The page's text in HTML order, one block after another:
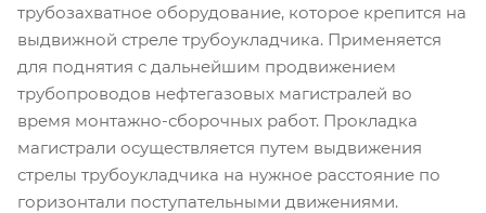
трубозахватное оборудование, которое крепится на
выдвижной стреле трубоукладчика. Применяется
для поднятия с дальнейшим продвижением
трубопроводов нефтегазовых магистралей во
время монтажно-сборочных работ. Прокладка
магистрали осуществляется путем выдвижения
стрелы трубоукладчика на нужное расстояние по
горизонтали поступательными движениями.